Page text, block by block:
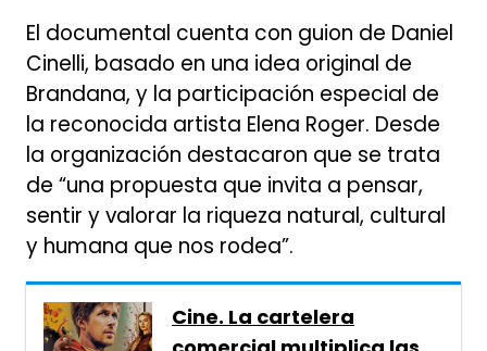
El documental cuenta con guion de Daniel
Cinelli, basado en una idea original de
Brandana, y la participación especial de
la reconocida artista Elena Roger. Desde
la organización destacaron que se trata
de “una propuesta que invita a pensar,
sentir y valorar la riqueza natural, cultural
y humana que nos rodea”.
Cine. La cartelera